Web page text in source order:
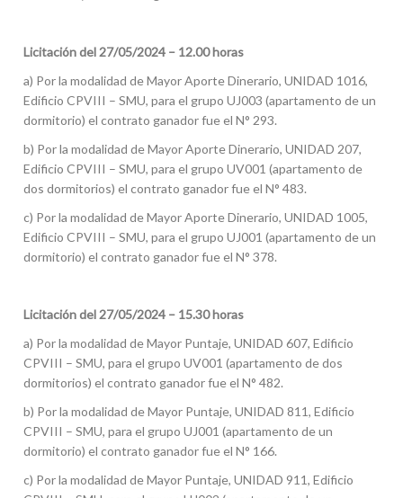
Licitación del 27/05/2024 – 12.00 horas
a) Por la modalidad de Mayor Aporte Dinerario, UNIDAD 1016,
Edificio CPVIII – SMU, para el grupo UJ003 (apartamento de un
dormitorio) el contrato ganador fue el N° 293.
b) Por la modalidad de Mayor Aporte Dinerario, UNIDAD 207,
Edificio CPVIII – SMU, para el grupo UV001 (apartamento de
dos dormitorios) el contrato ganador fue el N° 483.
c) Por la modalidad de Mayor Aporte Dinerario, UNIDAD 1005,
Edificio CPVIII – SMU, para el grupo UJ001 (apartamento de un
dormitorio) el contrato ganador fue el N° 378.
Licitación del 27/05/2024 – 15.30 horas
a) Por la modalidad de Mayor Puntaje, UNIDAD 607, Edificio
CPVIII – SMU, para el grupo UV001 (apartamento de dos
dormitorios) el contrato ganador fue el N° 482.
b) Por la modalidad de Mayor Puntaje, UNIDAD 811, Edificio
CPVIII – SMU, para el grupo UJ001 (apartamento de un
dormitorio) el contrato ganador fue el N° 166.
c) Por la modalidad de Mayor Puntaje, UNIDAD 911, Edificio